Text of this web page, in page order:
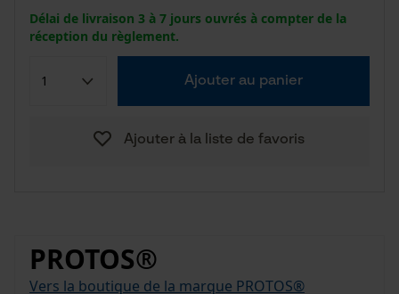
Délai de livraison 3 à 7 jours ouvrés à compter de la
réception du règlement.
Ajouter au panier
Ajouter à la liste de favoris
PROTOS®
Vers la boutique de la marque PROTOS®